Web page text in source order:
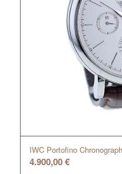
IWC Portofino
4.900,00€